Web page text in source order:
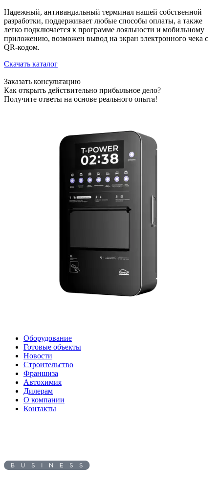
Надежный, антивандальный терминал нашей собственной
разработки, поддерживает любые способы оплаты, а также
легко подключается к программе лояльности и мобильному
приложению, возможен вывод на экран электронного чека с
QR-кодом.
Скачать каталог
Заказать консультацию
Как открыть действительно прибыльное дело?
Получите ответы на основе реального опыта!
Оборудование
Готовые объекты
Новости
Строительство
Франшиза
Автохимия
Дилерам
О компании
Контакты